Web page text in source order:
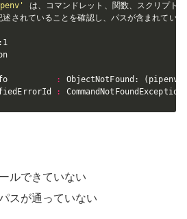
は、コマンドレット、関数、スクリプト
述されていることを確認し、パスが含まれてい
: ObjectNotFound: (
: CommandNotFoundException
ルできていない
スが通っていない